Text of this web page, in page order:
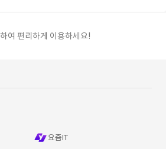
하여 편리하게 이용하세요!
요즘IT